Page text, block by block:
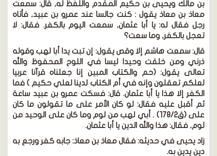
بن مالك ويحيى بن حكيم المقدم واللفظ له, قال: سمعت
معاذ بن معاذ يقول : كنت جالسا عند عمرو بن عبيد, فأتاه
رجل فقال له: يا أبا عثمان, سمعت اليوم بالكفر. فقال: لا
تعجل بالكفر, وما سعت؟
قال: سمعت هاشم إلا وقص يقول: إن تبت يدا أبا لهب وقوله
ذرني ومن خلقت وحيدا ليسا في اللوح المحفوظ والله
تعالى يقول:(حم والكتاب المبين إنا جعلناه قرآنا عربيا
لعلكم تعقلون وإنه في أم الكتاب لدينا لعلي حكيم )فما
الكفر إلا هذا يا أبا عثمان. قال:فسكت عمرو بن عبيد ساعة
ثم أقبل عليه فقال:لو كان الأمر على ما تقولون ما كان
على(ق178/2)
. أبي لهب من لوم وما كان على الوحيد من
لوم, فقال: هذا والله الدين يا أبا عثمان.
زاد يحيى في حديثه: فقال معاذ بن معاذ: جابه كفر ورجع به
دين يدين به.